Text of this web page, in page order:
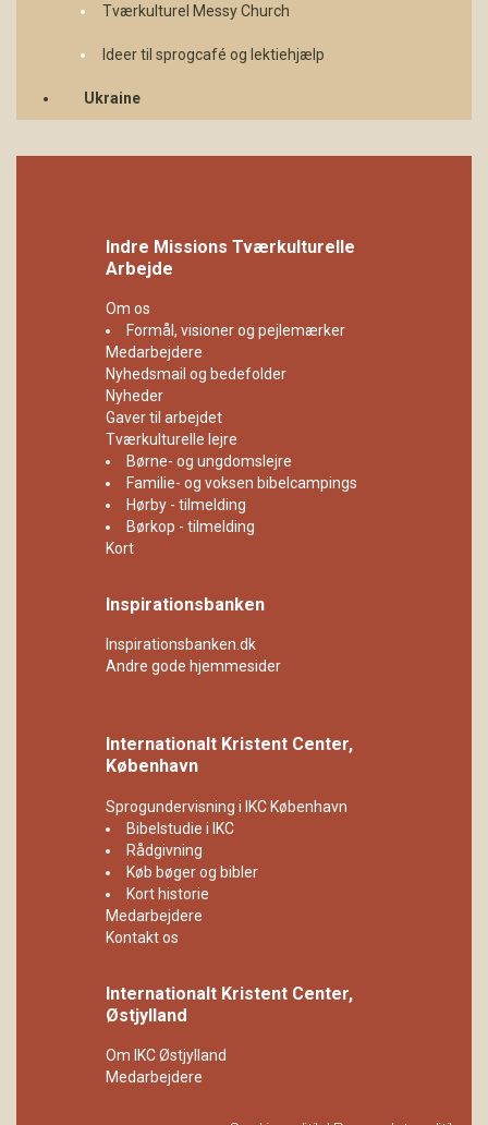
Tværkulturel Messy Church
Ideer til sprogcafé og lektiehjælp
Ukraine
Indre Missions Tværkulturelle
Arbejde
Om os
Formål, visioner og pejlemærker
Medarbejdere
Nyhedsmail og bedefolder
Nyheder
Gaver til arbejdet
Tværkulturelle lejre
Børne- og ungdomslejre
Familie- og voksen bibelcampings
Hørby - tilmelding
Børkop - tilmelding
Kort
Inspirationsbanken
Inspirationsbanken.dk
Andre gode hjemmesider
Internationalt Kristent Center,
København
Sprogundervisning i IKC København
Bibelstudie i IKC
Rådgivning
Køb bøger og bibler
Kort historie
Medarbejdere
Kontakt os
Internationalt Kristent Center,
Østjylland
Om IKC Østjylland
Medarbejdere